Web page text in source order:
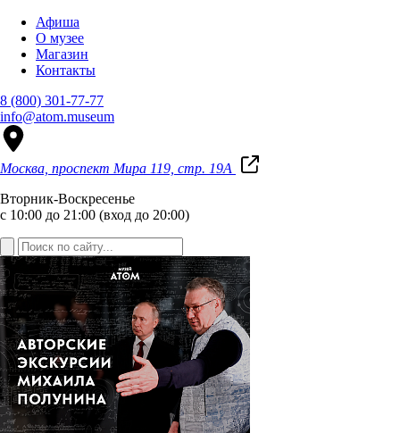
Афиша
О музее
Магазин
Контакты
8 (800) 301-77-77
info@atom.museum
Москва, проспект Мира 119, стр. 19А
Вторник-Воскресенье
с 10:00 до 21:00 (вход до 20:00)